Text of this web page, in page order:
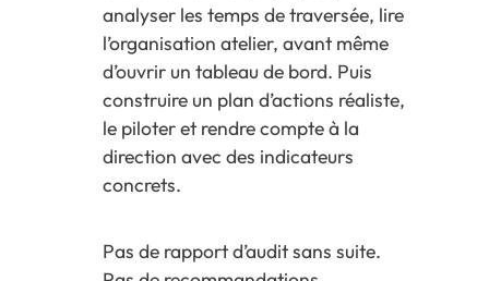
analyser les temps de traversée, lire
l’organisation atelier, avant même
d’ouvrir un tableau de bord. Puis
construire un plan d’actions réaliste,
le piloter et rendre compte à la
direction avec des indicateurs
concrets.
Pas de rapport d’audit sans suite.